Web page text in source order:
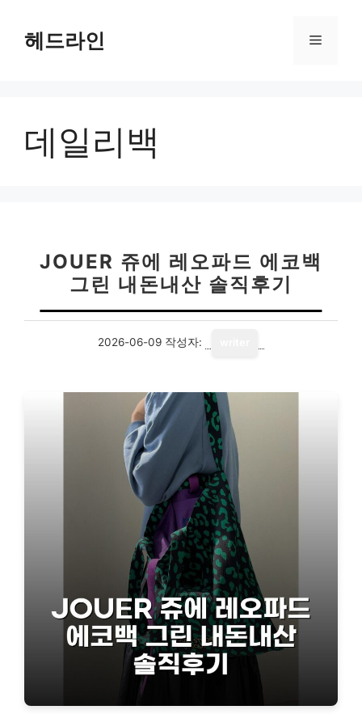
헤드라인 메
데일리백
JOUER 쥬에 레오파드 에코백
그린 내돈내산 솔직후기
2026-06-09 작성자: